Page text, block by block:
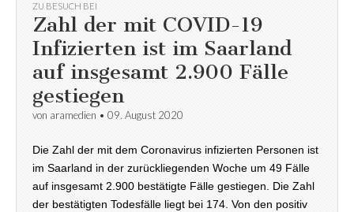
ZU BESUCH BEI
Zahl der mit COVID-19
Infizierten ist im Saarland
auf insgesamt 2.900 Fälle
gestiegen
von aramedien • 09. August 2020
Die Zahl der mit dem Coronavirus infizierten Personen ist
im Saarland in der zurückliegenden Woche um 49 Fälle
auf insgesamt 2.900 bestätigte Fälle gestiegen. Die Zahl
der bestätigten Todesfälle liegt bei 174. Von den positiv